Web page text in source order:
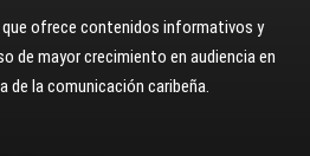
ofrece contenidos informativos y
de mayor crecimiento en audiencia en
de la comunicación caribeña.